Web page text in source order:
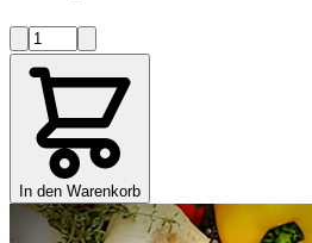
In den Warenkorb